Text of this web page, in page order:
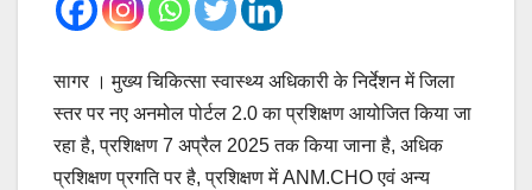
सागर । मुख्य चिकित्सा स्वास्थ्य अधिकारी के निर्देशन में जिला
स्तर पर नए अनमोल पोर्टल 2.0 का प्रशिक्षण आयोजित किया जा
रहा है, प्रशिक्षण 7 अप्रैल 2025 तक किया जाना है, अधिक
प्रशिक्षण प्रगति पर है, प्रशिक्षण में ANM.CHO एवं अन्य